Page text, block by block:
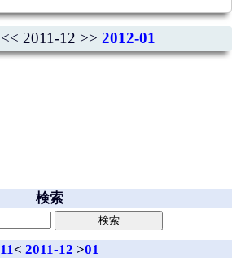
<< 2011-12 >> 2012-01
検索
11< 2011-12 >01